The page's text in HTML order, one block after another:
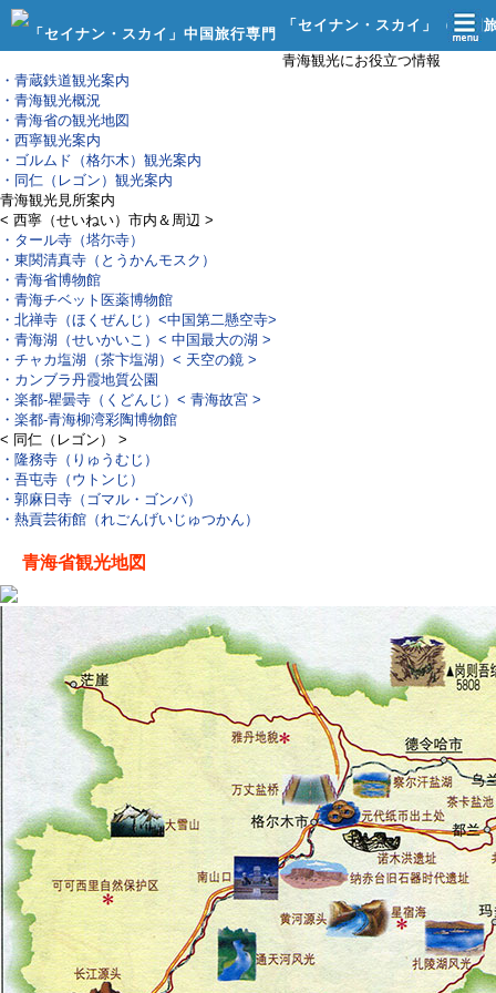
「セイナン・スカイ」（中国
青海観光にお役立つ情報
・青蔵鉄道観光案内
・青海観光概況
・青海省の観光地図
・西寧観光案内
・ゴルムド（格尓木）観光案内
・同仁（レゴン）観光案内
青海観光見所案内
< 西寧（せいねい）市内＆周辺 >
・タール寺（塔尓寺）
・東関清真寺（とうかんモスク）
・青海省博物館
・青海チベット医薬博物館
・北禅寺（ほくぜんじ） <中国第二懸空寺>
・青海湖（せいかいこ） < 中国最大の湖 >
・チャカ塩湖（茶卞塩湖） < 天空の鏡 >
・カンブラ丹霞地質公園
・楽都‐瞿曇寺（くどんじ） < 青海故宮 >
・楽都‐青海柳湾彩陶博物館
< 同仁（レゴン） >
・隆務寺（りゅうむじ）
・吾屯寺（ウトンじ）
・郭麻日寺（ゴマル・ゴンパ）
・熱貢芸術館（れごんげいじゅつかん）
青海省観光地図